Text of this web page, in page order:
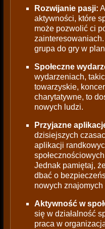
Rozwijanie pasji:
aktywności, które
może pozwolić ci
grupa do gry w
Społeczne
wydarzeniach,
towarzyskie,
charytatywne, to
nowych ludzi.
Przyjazne
dzisiejszych
aplikacji
Jednak pamiętaj,
dbać o
nowych znajomych
Aktywność w
się w działalność
praca w